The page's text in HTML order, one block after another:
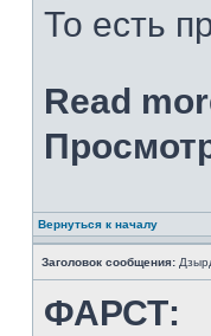
То есть
Read
Вернуться к началу
Заголовок сообщения:
ФАРСТ: